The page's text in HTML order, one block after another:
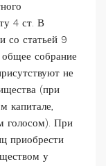
4 ст. В
со статьей 9
собрание
не
(при
капитале,
голосом). При
приобрести
у